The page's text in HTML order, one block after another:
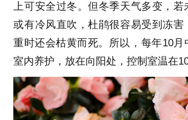
上可安全过冬。但冬季天气多变，若
或有冷风直吹，杜鹃很容易受到冻害
重时还会枯黄而死。所以，每年10月
室内养护，放在向阳处，控制室温在